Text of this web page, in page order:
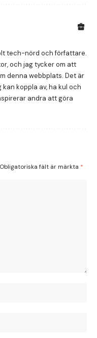
tech-nörd och författare.
och jag tycker om att
denna webbplats. Det är
koppla av, ha kul och
andra att göra
Obligatoriska fält är märkta *